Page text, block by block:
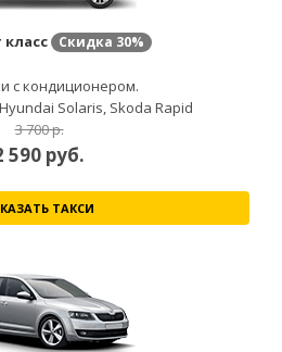
Скидка 30%
с кондиционером.
Solaris, Skoda Rapid
3 700 р.
590 руб.
ТАКСИ